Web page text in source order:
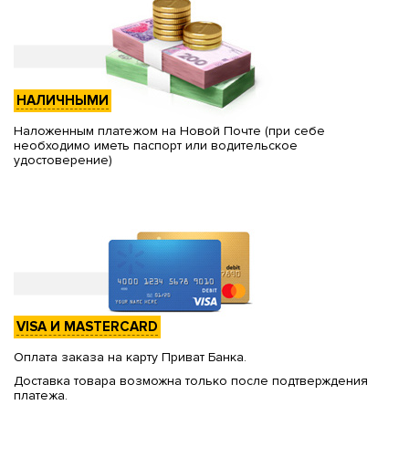
НАЛИЧНЫМИ
Наложенным платежом на Новой Почте (при себе
необходимо иметь паспорт или водительское
удостоверение)
VISA И MASTERCARD
Оплата заказа на карту Приват Банка.
Доставка товара возможна только после подтверждения
платежа.